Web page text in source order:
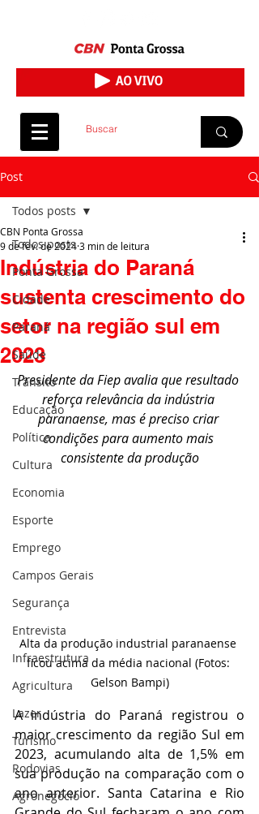
Post
Todos posts
Ponta Grossa
Cidade
Paraná
Saúde
Trânsito
Educação
Política
Cultura
Economia
Esporte
Emprego
Campos Gerais
Segurança
Entrevista
Infraestrutura
Agricultura
Lazer
Turismo
Rodovias
Agronegócio
Todos posts
Indústria do Paraná
sustenta crescimento do
setor na região sul em
2023
CBN Ponta Grossa
9 de fev. de 20243 min de leitura
Presidente da Fiep avalia que resultado
reforça relevância da indústria
paranaense, mas é preciso criar
condições para aumento mais
consistente da produção
Alta da produção industrial paranaense
ficou acima da média nacional (Fotos:
Gelson Bampi)
A indústria do Paraná registrou o
maior crescimento da região Sul em
2023, acumulando alta de 1,5% em
sua produção na comparação com o
ano anterior. Santa Catarina e Rio